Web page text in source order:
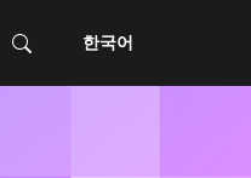
한국어